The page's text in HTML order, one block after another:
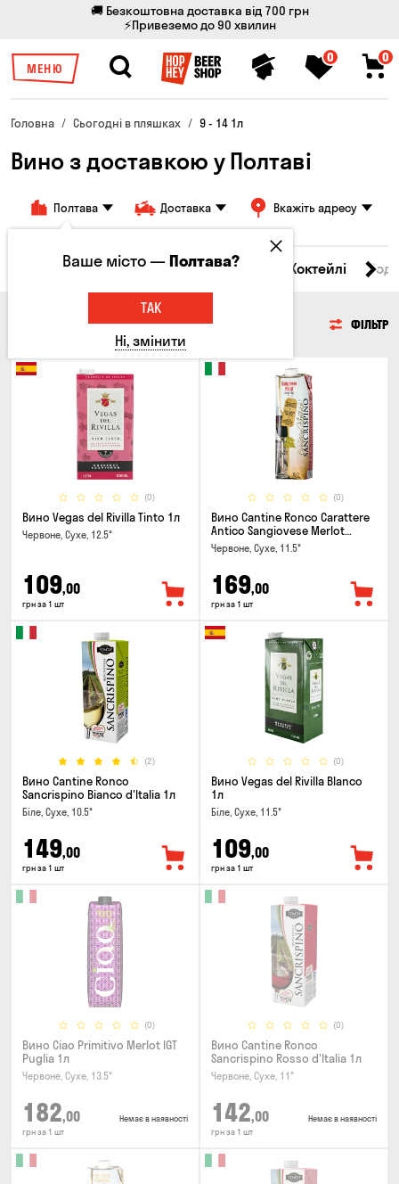
🚚 Безкоштовна доставка від 700 грн
⚡Привеземо до 90 хвилин
МЕНЮ
0 0
Головна Сьогодні в пляшках 9 - 14 1л
Вино з доставкою у Полтаві
Полтава Доставка Вкажіть адресу
Пиво Сидр Вино Коктейлі
ФІЛЬТР
(0)
Вино Vegas del Rivilla Tinto 1л
Червоне, Сухе, 12.5°
109,00
грн за 1 шт
(0)
Вино Cantine Ronco Carattere
Antico Sangiovese Merlot
Rubicone IGT 1л
Червоне, Сухе, 11.5°
169,00
грн за 1 шт
(2)
Вино Cantine Ronco
Sancrispino Bianco d'Italia 1л
Біле, Сухе, 10.5°
149,00
грн за 1 шт
(0)
Вино Vegas del Rivilla Blanco
1л
Біле, Сухе, 11.5°
109,00
грн за 1 шт
(0)
Вино Ciao Primitivo Merlot IGT
Puglia 1л
Червоне, Сухе, 13.5°
182,00
грн за 1 шт
Немає в наявності
(0)
Вино Cantine Ronco
Sancrispino Rosso d'Italia 1л
Червоне, Сухе, 11°
142,00
грн за 1 шт
Немає в наявності
Ваше місто —Полтава?
ТАК
Ні, змінити